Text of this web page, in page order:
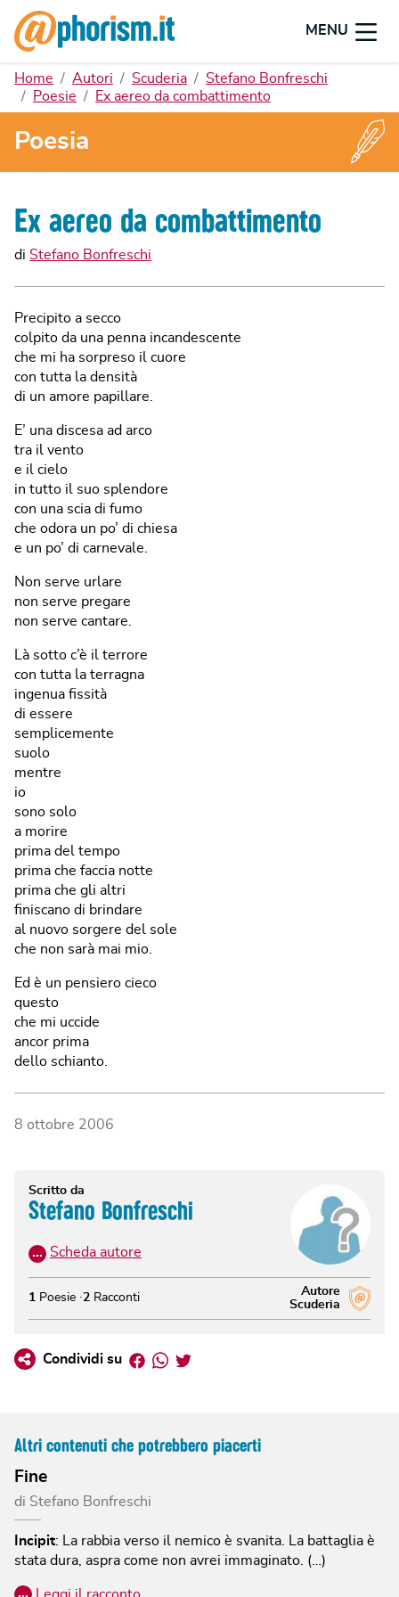
MENU
Home Autori Scuderia
Stefano Bonfreschi
Poesie
Ex aereo da combattimento
Poesia
Ex aereo da combattimento
di Stefano Bonfreschi
Precipito a secco
colpito da una penna incandescente
che mi ha sorpreso il cuore
con tutta la densità
di un amore papillare.
E’ una discesa ad arco
tra il vento
e il cielo
in tutto il suo splendore
con una scia di fumo
che odora un po’ di chiesa
e un po’ di carnevale.
Non serve urlare
non serve pregare
non serve cantare.
Là sotto c’è il terrore
con tutta la terragna
ingenua fissità
di essere
semplicemente
suolo
mentre
io
sono solo
a morire
prima del tempo
prima che faccia notte
prima che gli altri
finiscano di brindare
al nuovo sorgere del sole
che non sarà mai mio.
Ed è un pensiero cieco
questo
che mi uccide
ancor prima
dello schianto.
8 ottobre 2006
Scritto da
Stefano Bonfreschi
… Scheda autore
Autore
Scuderia
1 Poesie 2 Racconti
Condividi su Facebook
Whatsapp
Twitter
Altri contenuti che potrebbero piacerti
Fine
di Stefano Bonfreschi
Incipit:
La rabbia verso il nemico è svanita. La battaglia è
stata dura, aspra come non avrei immaginato. (…)
…